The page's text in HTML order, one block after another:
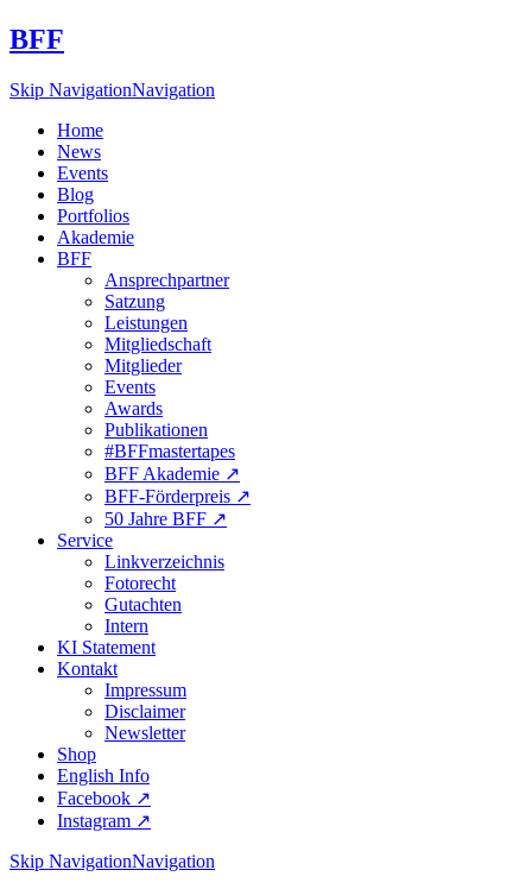
BFF
Skip NavigationNavigation
Home
News
Events
Blog
Portfolios
Akademie
BFF
Ansprechpartner
Satzung
Leistungen
Mitgliedschaft
Mitglieder
Events
Awards
Publikationen
#BFFmastertapes
BFF Akademie ↗︎
BFF-Förderpreis ↗︎
50 Jahre BFF ↗︎
Service
Linkverzeichnis
Fotorecht
Gutachten
Intern
KI Statement
Kontakt
Impressum
Disclaimer
Newsletter
Shop
English Info
Facebook ↗︎
Instagram ↗︎
Skip NavigationNavigation